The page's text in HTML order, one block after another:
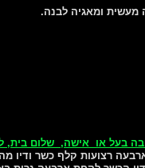
ומאגיה לבנה.
בעל או אישה, שלום בית,